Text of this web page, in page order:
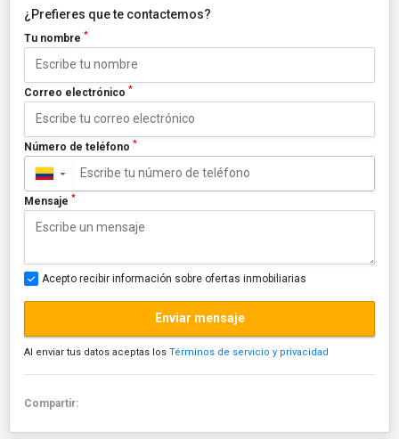
¿Prefieres que te contactemos?
Tu nombre *
Correo electrónico *
Número de teléfono *
▼
Mensaje *
Acepto recibir información sobre ofertas inmobiliarias
Enviar mensaje
Al enviar tus datos aceptas los Términos de servicio y privacidad
Compartir: